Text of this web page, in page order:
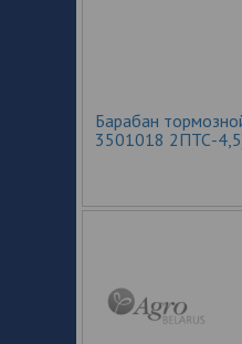
Барабан
3501018 2ПТС-